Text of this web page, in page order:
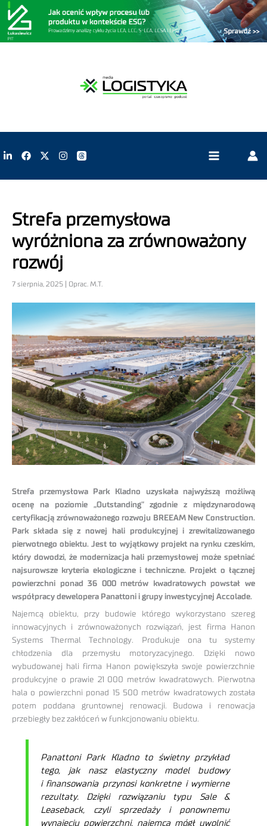
Strefa przemysłowa
wyróżniona za zrównoważony
rozwój
7 sierpnia, 2025 | Oprac. M.T.
Strefa przemysłowa Park Kladno uzyskała najwyższą możliwą
ocenę na poziomie „Outstanding” zgodnie z międzynarodową
certyfikacją zrównoważonego rozwoju BREEAM New Construction.
Park składa się z nowej hali produkcyjnej i zrewitalizowanego
pierwotnego obiektu. Jest to wyjątkowy projekt na rynku czeskim,
który dowodzi, że modernizacja hali przemysłowej może spełniać
najsurowsze kryteria ekologiczne i techniczne. Projekt o łącznej
powierzchni ponad 36 000 metrów kwadratowych powstał we
współpracy dewelopera Panattoni i grupy inwestycyjnej Accolade.
Najemcą obiektu, przy budowie którego wykorzystano szereg
innowacyjnych i zrównoważonych rozwiązań, jest firma Hanon
Systems Thermal Technology. Produkuje ona tu systemy
chłodzenia dla przemysłu motoryzacyjnego. Dzięki nowo
wybudowanej hali firma Hanon powiększyła swoje powierzchnie
produkcyjne o prawie 21 000 metrów kwadratowych. Pierwotna
hala o powierzchni ponad 15 500 metrów kwadratowych została
potem poddana gruntownej renowacji. Budowa i renowacja
przebiegły bez zakłóceń w funkcjonowaniu obiektu.
Panattoni Park Kladno to świetny przykład
tego, jak nasz elastyczny model budowy
i finansowania przynosi konkretne i wymierne
rezultaty. Dzięki rozwiązaniu typu Sale &
Leaseback, czyli sprzedaży i ponownemu
wynajęciu powierzchni, najemca mógł uwolnić